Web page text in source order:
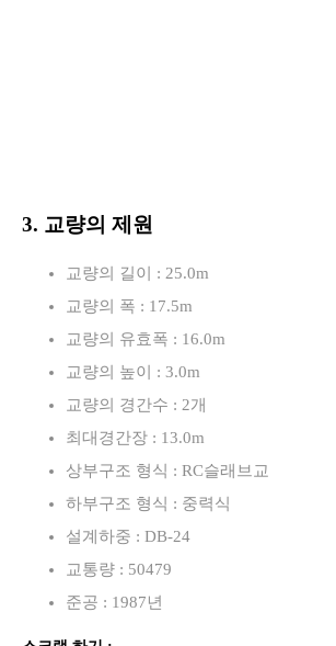
3. 교량의 제원
교량의 길이 : 25.0m
교량의 폭 : 17.5m
교량의 유효폭 : 16.0m
교량의 높이 : 3.0m
교량의 경간수 : 2개
최대경간장 : 13.0m
상부구조 형식 : RC슬래브교
하부구조 형식 : 중력식
설계하중 : DB-24
교통량 : 50479
준공 : 1987년